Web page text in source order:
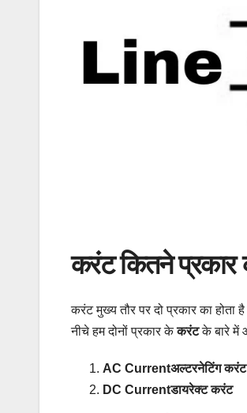
करंट कितने
करंट मुख्य तौर पर दो प्रकार का
नीचे हम दोनों प्रकार केकरंटके बारे में
AC Currentअल्टरनेटिंग करंट
DC Currentडायरेक्ट करंट